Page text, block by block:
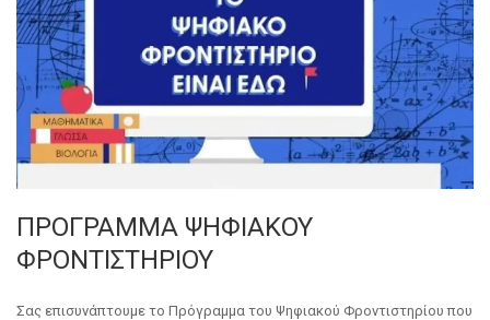
ΠΡΟΓΡΑΜΜΑ ΨΗΦΙΑΚΟΥ
ΦΡΟΝΤΙΣΤΗΡΙΟΥ
Σας επισυνάπτουμε το Πρόγραμμα του Ψηφιακού Φροντιστηρίου που